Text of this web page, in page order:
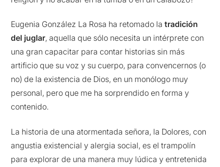
Eugenia González La Rosa ha retomado latradición
del juglar, aquella que sólo necesita un intérprete con
una gran capacitar para contar historias sin más
artificio que su voz y su cuerpo, para convencernos (o
no) de la existencia de Dios, en un monólogo muy
personal, pero que me ha sorprendido en forma y
contenido.
La historia de una atormentada señora, la Dolores, con
angustia existencial y alergia social, es el trampolín
para explorar de una manera muy lúdica y entretenida